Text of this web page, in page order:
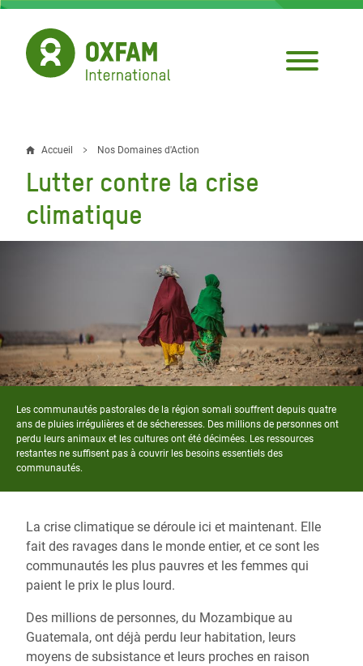
Aller
contenu
principal
Fil
d'Ariane
Accueil Nos Domaines d'Action
Lutter contre la crise
climatique
Les communautés pastorales de la région somali souffrent depuis quatre
ans de pluies irrégulières et de sécheresses. Des millions de personnes ont
perdu leurs animaux et les cultures ont été décimées. Les ressources
restantes ne suffisent pas à couvrir les besoins essentiels des
communautés.
La crise climatique se déroule ici et maintenant. Elle
fait des ravages dans le monde entier, et ce sont les
communautés les plus pauvres et les femmes qui
paient le prix le plus lourd.
Des millions de personnes, du Mozambique au
Guatemala, ont déjà perdu leur habitation, leurs
moyens de subsistance et leurs proches en raison